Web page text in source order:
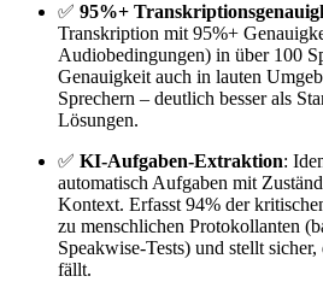
✅ 95%+
Transkription mit 95%+
Audiobedingungen) in über 100
Genauigkeit auch in lauten
Sprechern – deutlich besser als
Lösungen.
✅ KI-Aufgaben-Extraktion:
automatisch Aufgaben mit
Kontext. Erfasst 94% der
zu menschlichen Protokollanten
Speakwise-Tests) und stellt
fällt.